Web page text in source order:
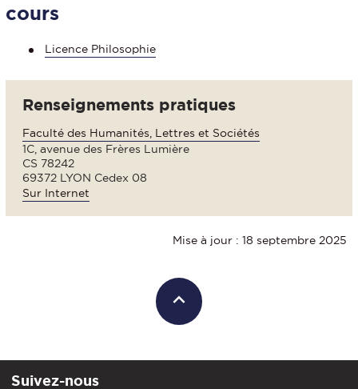
cours
Licence Philosophie
Renseignements pratiques
Faculté des Humanités, Lettres et Sociétés
1C, avenue des Frères Lumière
CS 78242
69372 LYON Cedex 08
Sur Internet
Mise à jour : 18 septembre 2025
Suivez-nous